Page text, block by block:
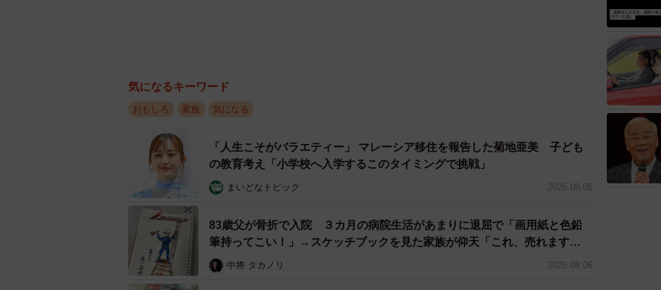
気になるキーワード
おもしろ 家族 気になる
「人生こそがバラエティー」 マレーシア移住を報告した菊地亜美 子ども
の教育考え「小学校へ入学するこのタイミングで挑戦」
まいどなトピック 2026.08.06
83歳父が骨折で入院 ３カ月の病院生活があまりに退屈で「画用紙と色鉛
筆持ってこい！」→スケッチブックを見た家族が仰天「これ、売れます
よ…」
中将 タカノリ 2026.08.06